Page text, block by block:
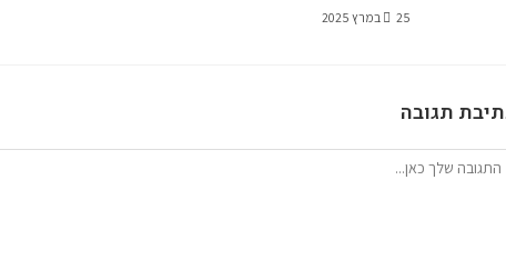
25 במרץ 2025
תגובה